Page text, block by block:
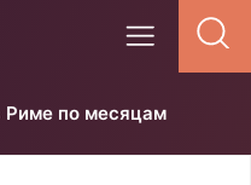
Риме по месяцам